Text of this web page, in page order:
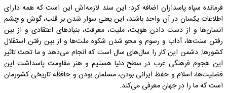
فرمانده سپاه پاسداران اضافه کرد: این سند لازمه‌اش این است که همه دارای
اطلاعات یکسان در آن واحد باشند، این یعنی سوار شدن بر قلب، گوش و چشم
انسان‌ها و از دست دادن هویت، ملیت، معرفت، بنیادهای اعتقادی و از بین
رفتن سنت‌ها، آداب و رسوم و محو شدن شکوه ملت‌ها و از بین رفتن استقلال
کشورها. دشمن این کار را سال‌های سال است که انجام می‌دهد و ما تحت تاثیر
این هجوم فرهنگی غرب در سطح دنیا هستیم و هنر مقاومت پاسداشت این
فضلیت‌ها، اسلام و حفظ ایرانی بودن، مسلمان بودن و حافظه تاریخی کشورمان‌
است که ما را در جهان معرفی می‌کند.